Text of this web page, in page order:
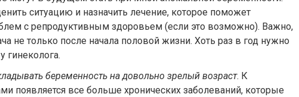
ситуацию и назначить лечение, которое поможет
с репродуктивным здоровьем (если это возможно). Важно,
не только после начала половой жизни. Хоть раз в год нужно
гинеколога.
беременность на довольно зрелый возраст. К
появляется все больше хронических заболеваний, которые